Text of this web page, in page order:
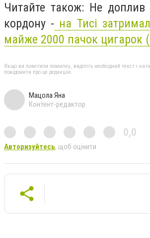
Читайте також: Не доплив
кордону - на Тисі
майже 2000 пачок цигарок
Якщо ви помітили помилку, виділіть необхідний текст і
повідомити про це редакцію
Мацола Яна
Контент-редактор
0,0
Авторизуйтесь, щоб оцінити